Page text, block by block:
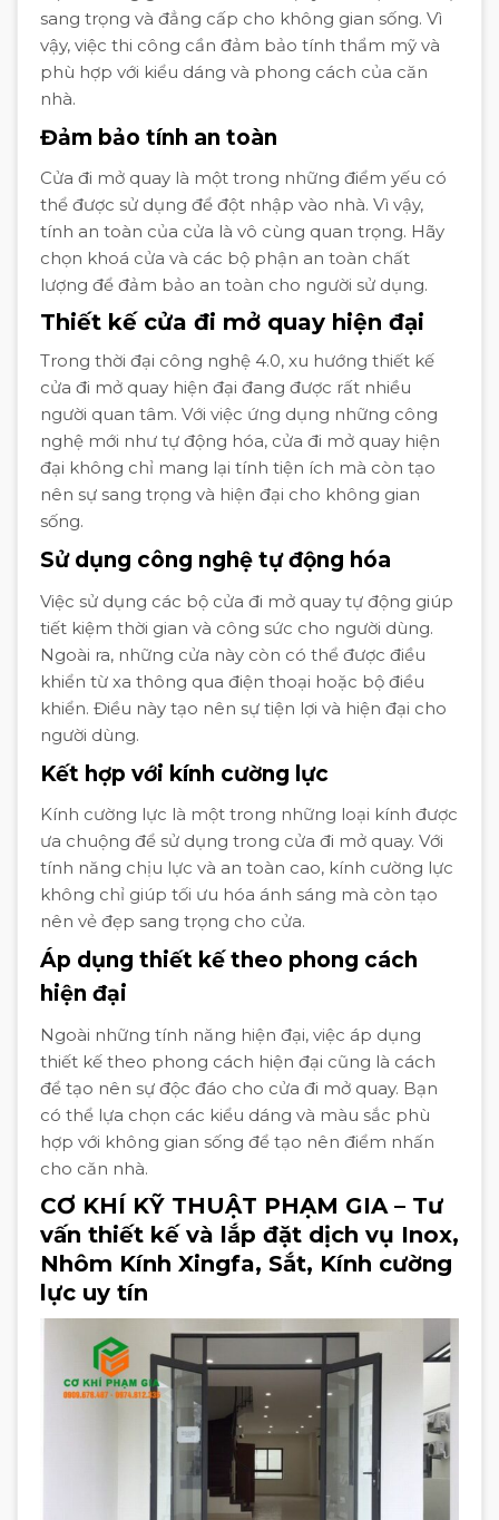
sang trọng và đẳng cấp cho không gian sống. Vì
vậy, việc thi công cần đảm bảo tính thẩm mỹ và
phù hợp với kiểu dáng và phong cách của căn
nhà.
Đảm bảo tính an toàn
Cửa đi mở quay là một trong những điểm yếu có
thể được sử dụng để đột nhập vào nhà. Vì vậy,
tính an toàn của cửa là vô cùng quan trọng. Hãy
chọn khoá cửa và các bộ phận an toàn chất
lượng để đảm bảo an toàn cho người sử dụng.
Thiết kế cửa đi mở quay hiện đại
Trong thời đại công nghệ 4.0, xu hướng thiết kế
cửa đi mở quay hiện đại đang được rất nhiều
người quan tâm. Với việc ứng dụng những công
nghệ mới như tự động hóa, cửa đi mở quay hiện
đại không chỉ mang lại tính tiện ích mà còn tạo
nên sự sang trọng và hiện đại cho không gian
sống.
Sử dụng công nghệ tự động hóa
Việc sử dụng các bộ cửa đi mở quay tự động giúp
tiết kiệm thời gian và công sức cho người dùng.
Ngoài ra, những cửa này còn có thể được điều
khiển từ xa thông qua điện thoại hoặc bộ điều
khiển. Điều này tạo nên sự tiện lợi và hiện đại cho
người dùng.
Kết hợp với kính cường lực
Kính cường lực là một trong những loại kính được
ưa chuộng để sử dụng trong cửa đi mở quay. Với
tính năng chịu lực và an toàn cao, kính cường lực
không chỉ giúp tối ưu hóa ánh sáng mà còn tạo
nên vẻ đẹp sang trọng cho cửa.
Áp dụng thiết kế theo phong cách
hiện đại
Ngoài những tính năng hiện đại, việc áp dụng
thiết kế theo phong cách hiện đại cũng là cách
để tạo nên sự độc đáo cho cửa đi mở quay. Bạn
có thể lựa chọn các kiểu dáng và màu sắc phù
hợp với không gian sống để tạo nên điểm nhấn
cho căn nhà.
CƠ KHÍ KỸ THUẬT PHẠM GIA – Tư
vấn thiết kế và lắp đặt dịch vụ Inox,
Nhôm Kính Xingfa, Sắt, Kính cường
lực uy tín